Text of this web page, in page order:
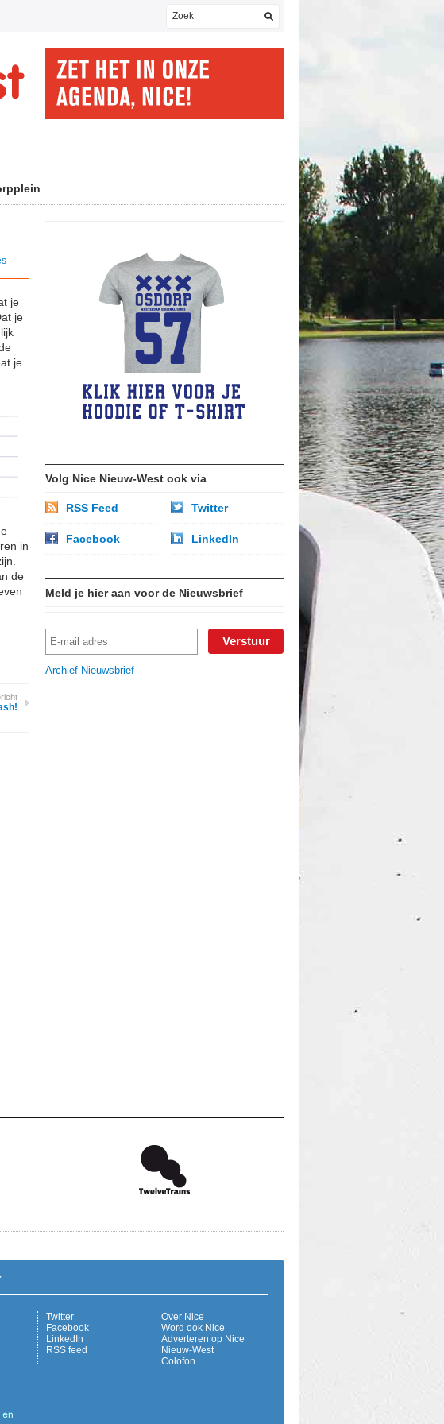
je
je
je
in
de
Volg Nice Nieuw-West ook via
RSS Feed Twitter
Facebook LinkedIn
Meld je hier aan voor de Nieuwsbrief
Archief Nieuwsbrief
Over Nice
Word ook Nice
Adverteren op Nice
Nieuw-West
Colofon
Twitter
Facebook
LinkedIn
RSS feed